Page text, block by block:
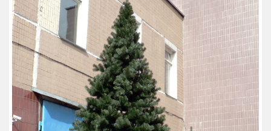
ДОСТАВКА В РЕГИОНЫ
ДОСТАВКА
ОПЛАТА
АКЦИИ И ПОДАРКИ